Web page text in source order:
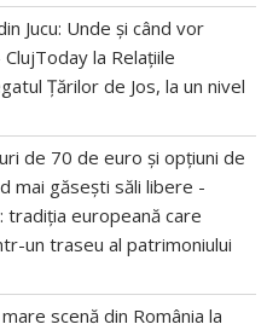
Jucu: Unde și când vor
la Relațiile
Țărilor de Jos, la un nivel
de 70 de euro și opțiuni de
mai găsești săli libere -
tradiția europeană care
un traseu al patrimoniului
scenă din România la